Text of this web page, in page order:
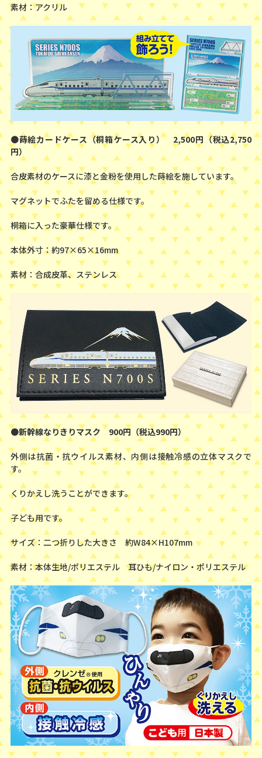
素材：アクリル
●蒔絵カードケース（桐箱ケース入り） 2,500円（税込2,750
円）
合皮素材のケースに漆と金粉を使用した蒔絵を施しています。
マグネットでふたを留める仕様です。
桐箱に入った豪華仕様です。
本体外寸：約97×65×16mm
素材：合成皮革、ステンレス
●新幹線なりきりマスク 900円（税込990円）
外側は抗菌・抗ウイルス素材、内側は接触冷感の立体マスクで
す。
くりかえし洗うことができます。
子ども用です。
サイズ：二つ折りした大きさ 約W84×H107mm
素材：本体生地/ポリエステル 耳ひも/ナイロン・ポリエステル